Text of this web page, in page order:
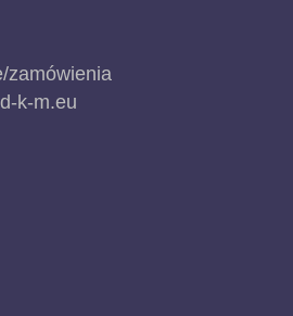
zamówienia
k-m.eu